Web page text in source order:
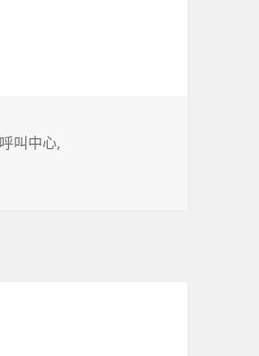
呼叫中心